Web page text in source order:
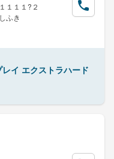
１１１?２
ふき
イ エクストラハード